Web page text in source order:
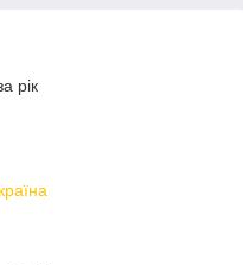
рік